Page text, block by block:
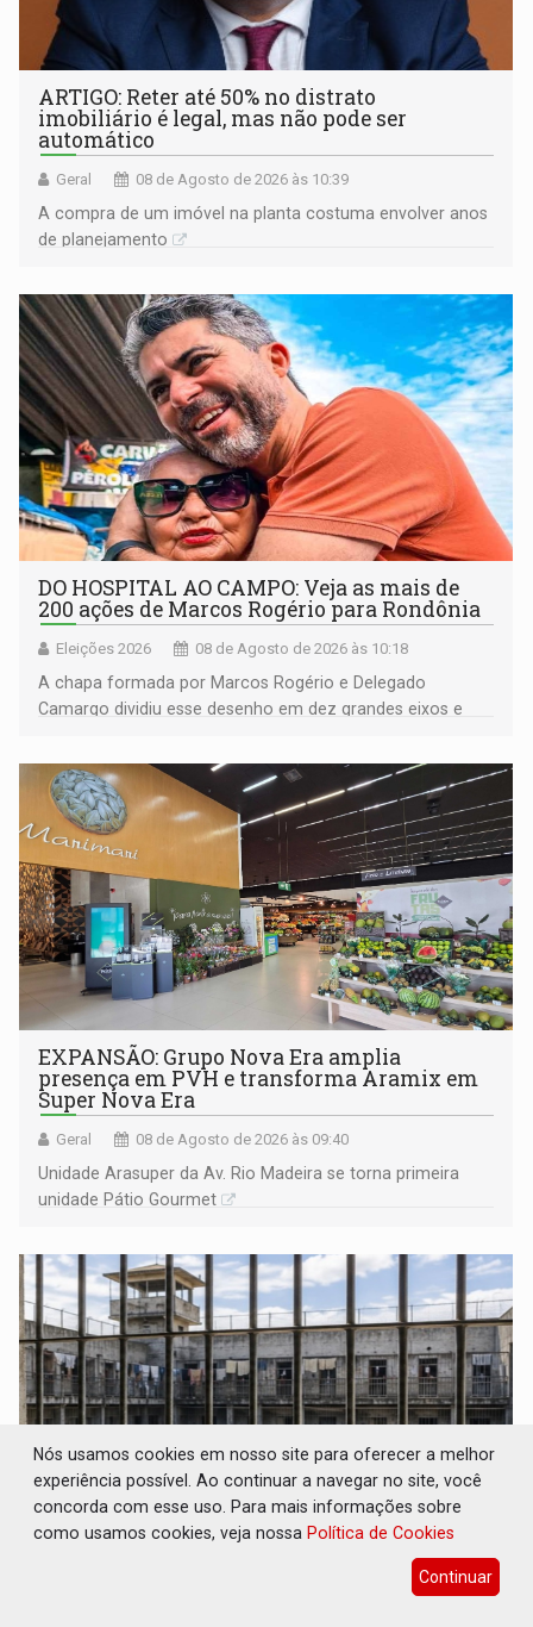
ARTIGO: Reter até 50% no distrato
imobiliário é legal, mas não pode ser
automático
Geral 08 de Agosto de 2026 às 10:39
A compra de um imóvel na planta costuma envolver anos
de planejamento
DO HOSPITAL AO CAMPO: Veja as mais de
200 ações de Marcos Rogério para Rondônia
Eleições 2026 08 de Agosto de 2026 às 10:18
A chapa formada por Marcos Rogério e Delegado
Camargo dividiu esse desenho em dez grandes eixos e
EXPANSÃO: Grupo Nova Era amplia
presença em PVH e transforma Aramix em
Super Nova Era
Geral 08 de Agosto de 2026 às 09:40
Unidade Arasuper da Av. Rio Madeira se torna primeira
unidade Pátio Gourmet
ROTA GLOBAL: PCC amplia presença
internacional e transforma Brasil em
Nós usamos cookies em nosso site para oferecer a melhor
experiência possível. Ao continuar a navegar no site, você
concorda com esse uso. Para mais informações sobre
como usamos cookies, veja nossa Política de Cookies
Continuar